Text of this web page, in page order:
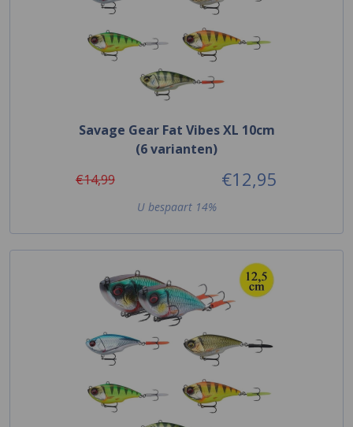
Savage Gear Fat Vibes XL 10cm
(6 varianten)
€14,99
€12,95
U bespaart 14%